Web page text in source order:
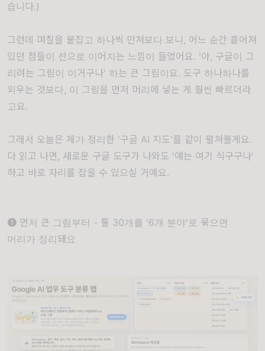
습니다.)
그런데 며칠을 붙잡고 하나씩 만져보다 보니, 어느 순간 흩어져
있던 점들이 선으로 이어지는 느낌이 들었어요. '아, 구글이 그
리려는 그림이 이거구나' 하는 큰 그림이요. 도구 하나하나를
외우는 것보다, 이 그림을 먼저 머리에 넣는 게 훨씬 빠르더라
고요.
그래서 오늘은 제가 정리한 '구글 AI 지도'를 같이 펼쳐볼게요.
다 읽고 나면, 새로운 구글 도구가 나와도 '얘는 여기 식구구나'
하고 바로 자리를 잡을 수 있으실 거예요.
❶ 먼저 큰 그림부터 - 툴 30개를 '6개 분야'로 묶으면
머리가 정리돼요